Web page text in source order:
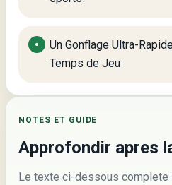
Un Gonflage Ultra-
Temps de Jeu
NOTES ET GUIDE
Approfondir apres
Le texte ci-dessous complete